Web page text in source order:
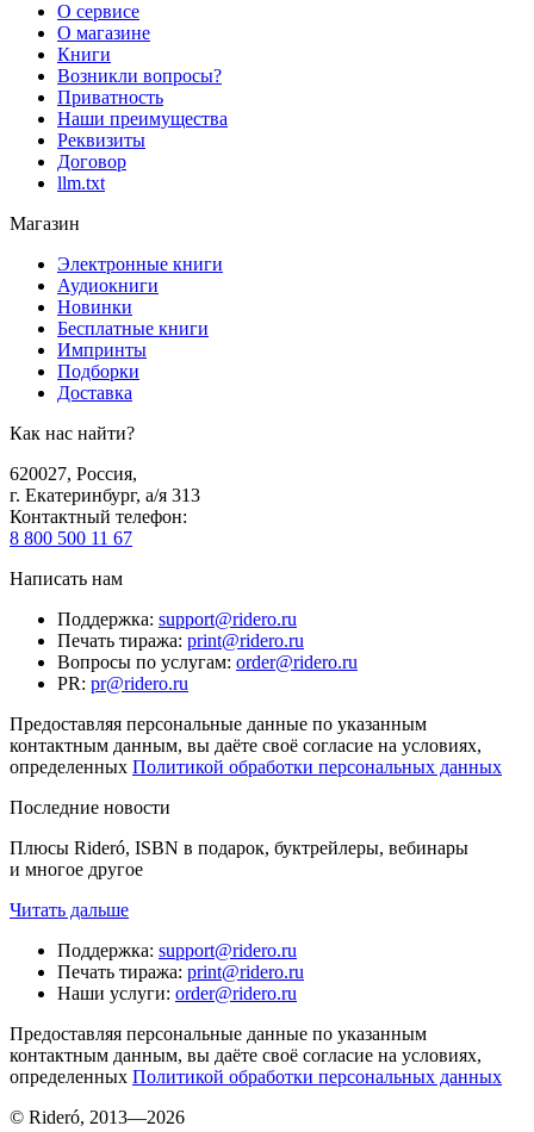
О сервисе
О магазине
Книги
Возникли вопросы?
Приватность
Наши преимущества
Реквизиты
Договор
llm.txt
Магазин
Электронные книги
Аудиокниги
Новинки
Бесплатные книги
Импринты
Подборки
Доставка
Как нас найти?
620027, Россия,
г. Екатеринбург, а/я 313
Контактный телефон:
8 800 500 11 67
Написать нам
Поддержка: support@ridero.ru
Печать тиража: print@ridero.ru
Вопросы по услугам: order@ridero.ru
PR: pr@ridero.ru
Предоставляя персональные данные по указанным
контактным данным, вы даёте своё согласие на условиях,
определенных Политикой обработки персональных данных
Последние новости
Плюсы Rideró, ISBN в подарок, буктрейлеры, вебинары
и многое другое
Читать дальше
Поддержка: support@ridero.ru
Печать тиража: print@ridero.ru
Наши услуги: order@ridero.ru
Предоставляя персональные данные по указанным
контактным данным, вы даёте своё согласие на условиях,
определенных Политикой обработки персональных данных
© Rideró, 2013—2026